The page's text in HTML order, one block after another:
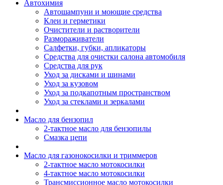
Автохимия
Автошампуни и моющие средства
Клеи и герметики
Очистители и растворители
Размораживатели
Салфетки, губки, апликаторы
Средства для очистки салона автомобиля
Средства для рук
Уход за дисками и шинами
Уход за кузовом
Уход за подкапотным пространством
Уход за стеклами и зеркалами
Масло для бензопил
2-тактное масло для бензопилы
Cмазка цепи
Масло для газонокосилки и триммеров
2-тактное масло мотокосилки
4-тактное масло мотокосилки
Трансмиссионное масло мотокосилки